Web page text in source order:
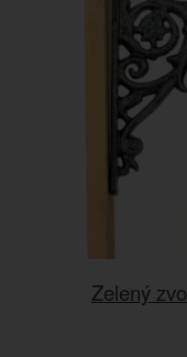
Zelený